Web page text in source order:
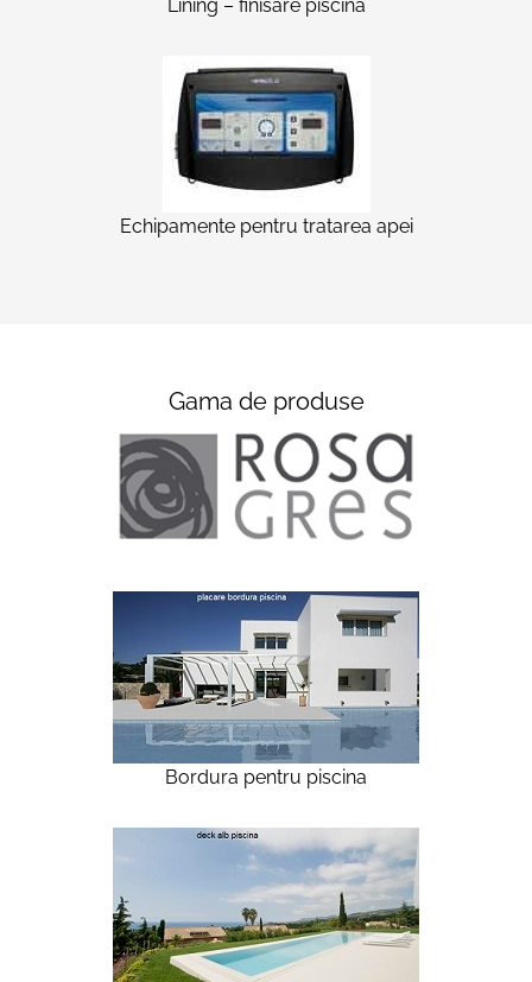
Lining – finisare piscina
Echipamente pentru tratarea apei
Gama de produse
Bordura pentru piscina